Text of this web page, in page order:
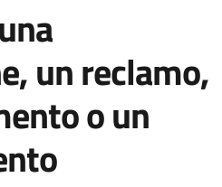
un reclamo,
o un